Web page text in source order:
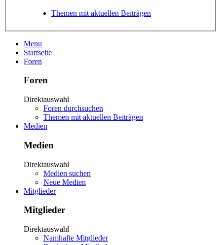
Themen mit aktuellen Beiträgen
Menu
Startseite
Foren
Foren
Direktauswahl
Foren durchsuchen
Themen mit aktuellen Beiträgen
Medien
Medien
Direktauswahl
Medien suchen
Neue Medien
Mitglieder
Mitglieder
Direktauswahl
Namhafte Mitglieder